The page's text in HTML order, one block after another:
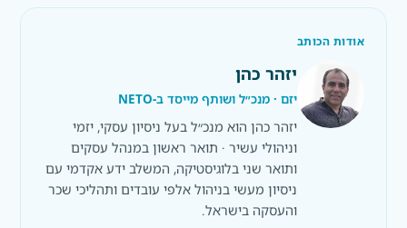
אודות הכותב
יזהר כהן
יזם · מנכ״ל ושותף מייסד ב-NETO
יזהר כהן הוא מנכ״ל בעל ניסיון עסקי, יזמי
וניהולי עשיר · תואר ראשון במנהל עסקים
ותואר שני בלוגיסטיקה, המשלב ידע אקדמי עם
ניסיון מעשי בניהול אלפי עובדים ותהליכי שכר
והעסקה בישראל.